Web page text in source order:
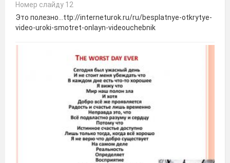
Номер слайду 12
Это полезно…ttp://interneturok.ru/ru/besplatnye-otkrytye-
video-uroki-smotret-onlayn-videouchebnik